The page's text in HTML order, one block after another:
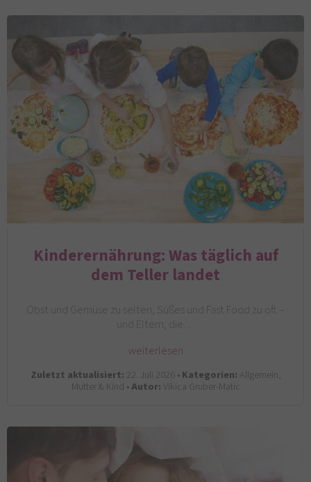
Kinderernährung: Was täglich auf
dem Teller landet
Obst und Gemüse zu selten, Süßes und Fast Food zu oft –
und Eltern, die…
weiterlesen
Zuletzt aktualisiert: 22. Juli 2026 •Kategorien: Allgemein,
Mutter & Kind •Autor:Vikica Gruber-Matic